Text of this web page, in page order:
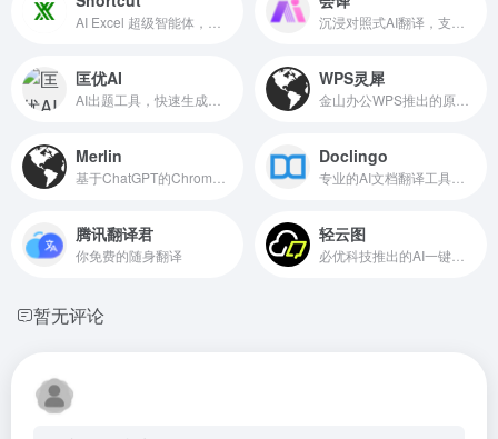
匡优AI WPS灵犀
Merlin Doclingo
腾讯翻译君
你免费的随身翻译
轻云图
暂无评论